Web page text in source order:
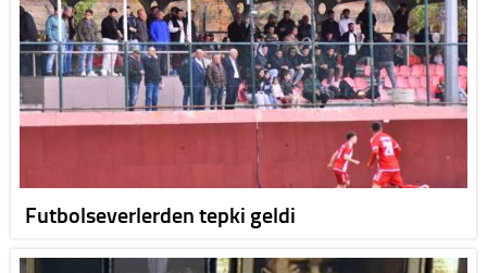
Futbolseverlerden tepki geldi